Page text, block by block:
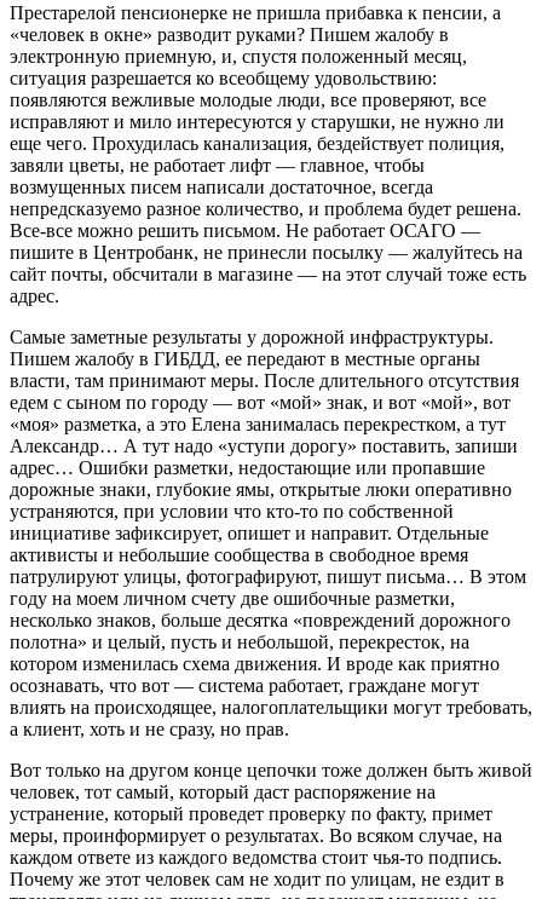
Престарелой пенсионерке не пришла прибавка к пенсии, а
«человек в окне» разводит руками? Пишем жалобу в
электронную приемную, и, спустя положенный месяц,
ситуация разрешается ко всеобщему удовольствию:
появляются вежливые молодые люди, все проверяют, все
исправляют и мило интересуются у старушки, не нужно ли
еще чего. Прохудилась канализация, бездействует полиция,
завяли цветы, не работает лифт — главное, чтобы
возмущенных писем написали достаточное, всегда
непредсказуемо разное количество, и проблема будет решена.
Все-все можно решить письмом. Не работает ОСАГО —
пишите в Центробанк, не принесли посылку — жалуйтесь на
сайт почты, обсчитали в магазине — на этот случай тоже есть
адрес.
Самые заметные результаты у дорожной инфраструктуры.
Пишем жалобу в ГИБДД, ее передают в местные органы
власти, там принимают меры. После длительного отсутствия
едем с сыном по городу — вот «мой» знак, и вот «мой», вот
«моя» разметка, а это Елена занималась перекрестком, а тут
Александр… А тут надо «уступи дорогу» поставить, запиши
адрес… Ошибки разметки, недостающие или пропавшие
дорожные знаки, глубокие ямы, открытые люки оперативно
устраняются, при условии что кто-то по собственной
инициативе зафиксирует, опишет и направит. Отдельные
активисты и небольшие сообщества в свободное время
патрулируют улицы, фотографируют, пишут письма… В этом
году на моем личном счету две ошибочные разметки,
несколько знаков, больше десятка «повреждений дорожного
полотна» и целый, пусть и небольшой, перекресток, на
котором изменилась схема движения. И вроде как приятно
осознавать, что вот — система работает, граждане могут
влиять на происходящее, налогоплательщики могут требовать,
а клиент, хоть и не сразу, но прав.
Вот только на другом конце цепочки тоже должен быть живой
человек, тот самый, который даст распоряжение на
устранение, который проведет проверку по факту, примет
меры, проинформирует о результатах. Во всяком случае, на
каждом ответе из каждого ведомства стоит чья-то подпись.
Почему же этот человек сам не ходит по улицам, не ездит в